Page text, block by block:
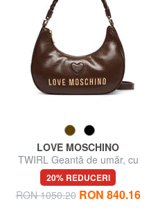
LOVE MOSCHINO
TWIRL Geantă de umăr, cu
curea de umăr
20% REDUCERI
RON 1050.20 RON 840.16